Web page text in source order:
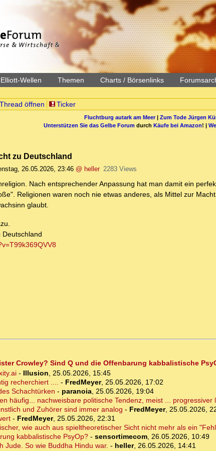
Elliott-Wellen Themen Charts / Börsenlinks
öffnen Ticker
Fluchtburg autark am Meer| Zum Tode Jürgen
Unterstützen Sie das Gelbe Forum durch Käufe bei Amazon! |
zu Deutschland
26.05.2026, 23:46 @ heller 2283 Views
Nach entsprechender Anpassung hat man damit ein
Religionen waren noch nie etwas anderes, als Mittel zur
glaubt.
Deutschland
Crowley? Sind Q und die Offenbarung kabbalistische
- Illusion, 25.05.2026, 15:45
recherchiert .... - FredMeyer, 25.05.2026, 17:02
Schachtürken - paranoia, 25.05.2026, 19:04
häufig... nachweisbare politische Tendenz, meist ... progressiver
und Zuhörer sind immer analog - FredMeyer, 25.05.2026,
- FredMeyer, 25.05.2026, 22:31
wie auch aus spieltheoretischer Sicht nicht mehr als ein
kabbalistische PsyOp?- sensortimecom, 26.05.2026, 10:49
Jude. So wie Buddha Hindu war. - heller, 26.05.2026, 14:41